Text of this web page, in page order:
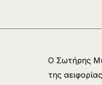
Ο Σωτήρης
της